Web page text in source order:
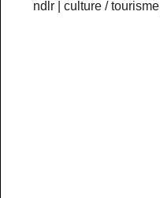
ndlr
|culture / tourisme